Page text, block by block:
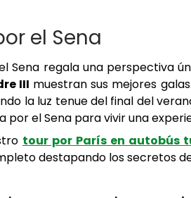
el Sena
Sena regala una perspectiva
III muestran sus mejores
la luz tenue del final del
por el Sena para vivir una
tour por París en autobús
destapando los secretos